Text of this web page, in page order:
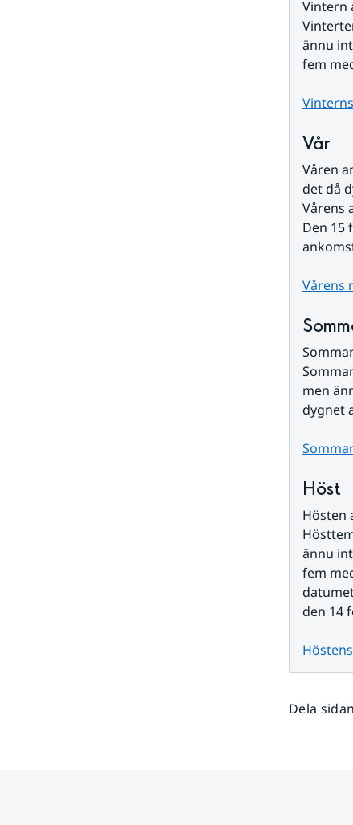
Vintern
ännu
fem
Vår
Våren
det då
Vårens
Den 15
Vårens
men
dygnet
Höst
Hösten
ännu
fem
den 14
Dela